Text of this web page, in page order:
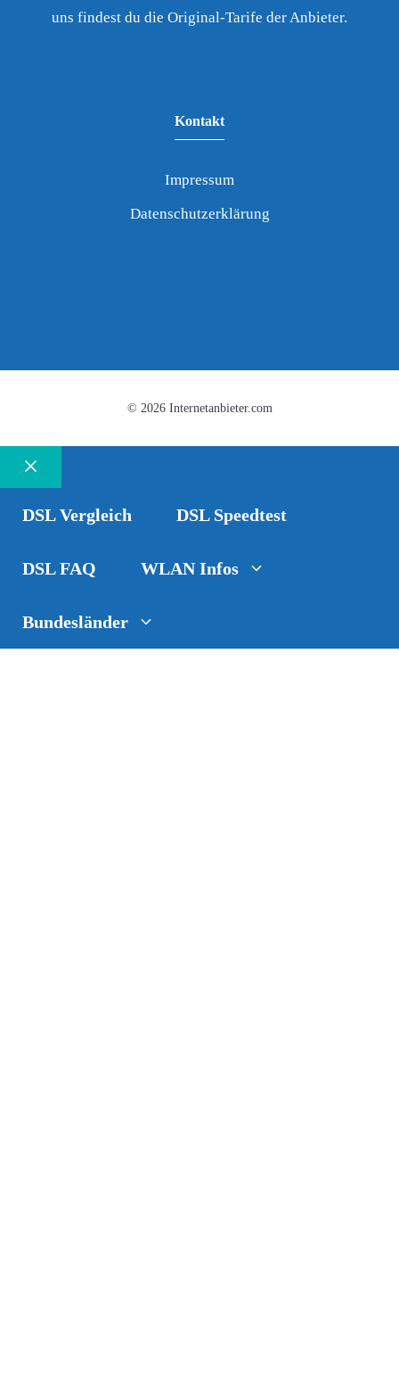
uns findest du die Original-Tarife der Anbieter.
Kontakt
Impressum
Datenschutzerklärung
© 2026 Internetanbieter.com
Schließen
DSL Vergleich DSL Speedtest
DSL FAQ WLAN Infos
Bundesländer